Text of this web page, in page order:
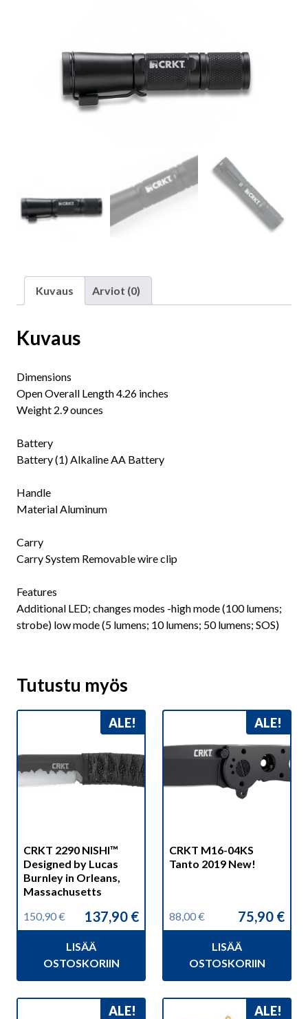
Kuvaus Arviot (0)
Kuvaus
Dimensions
Open Overall Length 4.26 inches
Weight 2.9 ounces
Battery
Battery (1) Alkaline AA Battery
Handle
Material Aluminum
Carry
Carry System Removable wire clip
Features
Additional LED; changes modes -high mode (100 lumens;
strobe) low mode (5 lumens; 10 lumens; 50 lumens; SOS)
Tutustu myös
ALE!
CRKT 2290 NISHI™
Designed by Lucas
Burnley in Orleans,
Massachusetts
150,90€
Alkuperäinen
hinta
150,90 €.
137,90 €
Nykyinen
hinta
137,90 €.
LISÄÄ
OSTOSKORIIN
ALE!
CRKT M16-04KS
Tanto 2019 New!
88,00€
Alkuperäinen
hinta
88,00 €.
75,90 €
Nykyinen
hinta
75,90 €.
LISÄÄ
OSTOSKORIIN
ALE! ALE!